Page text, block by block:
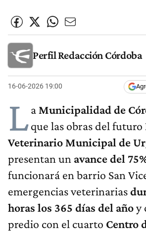
Perfil Redacción Córdoba
16-06-2026 19:00
La Municipalidad de
que las obras del futuro
Veterinario Municipal de
presentan un avance del
funcionará en barrio San
emergencias veterinarias
horas los 365 días del añoy
predio con el cuarto Centro